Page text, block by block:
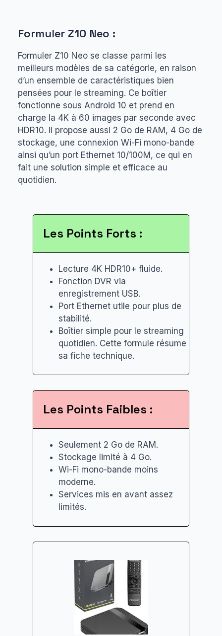
Formuler Z10 Neo :
Formuler Z10 Neo se classe parmi les
meilleurs modèles de sa catégorie, en raison
d’un ensemble de caractéristiques bien
pensées pour le streaming. Ce boîtier
fonctionne sous Android 10 et prend en
charge la 4K à 60 images par seconde avec
HDR10. Il propose aussi 2 Go de RAM, 4 Go de
stockage, une connexion Wi-Fi mono-bande
ainsi qu’un port Ethernet 10/100M, ce qui en
fait une solution simple et efficace au
quotidien.
Les Points Forts :
Lecture 4K HDR10+ fluide.
Fonction DVR via
enregistrement USB.
Port Ethernet utile pour plus de
stabilité.
Boîtier simple pour le streaming
quotidien. Cette formule résume
sa fiche technique.
Les Points Faibles :
Seulement 2 Go de RAM.
Stockage limité à 4 Go.
Wi-Fi mono-bande moins
moderne.
Services mis en avant assez
limités.